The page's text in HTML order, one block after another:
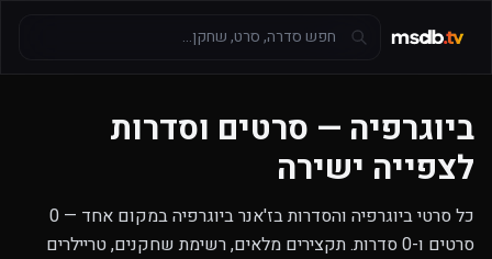
ביוגרפיה — סרטים וסדרות
לצפייה ישירה
כל סרטי ביוגרפיה והסדרות בז'אנר ביוגרפיה במקום אחד — 0
סרטים ו-0 סדרות. תקצירים מלאים, רשימת שחקנים, טריילרים